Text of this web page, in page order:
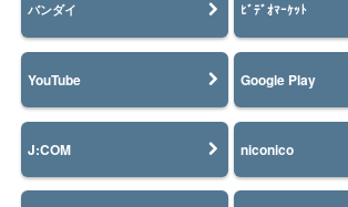
バンダイ ﾋﾞﾃﾞｵﾏｰｹｯﾄ
YouTube Google Play
J:COM niconico